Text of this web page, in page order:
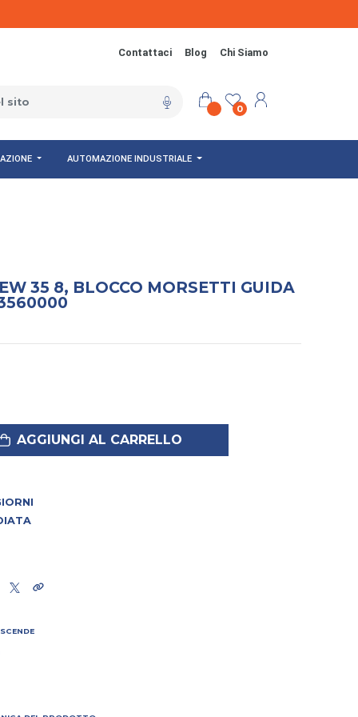
Contattaci Blog Chi Siamo
0
AUTOMAZIONE INDUSTRIALE
35 8, BLOCCO MORSETTI GUIDA
AGGIUNGI AL CARRELLO